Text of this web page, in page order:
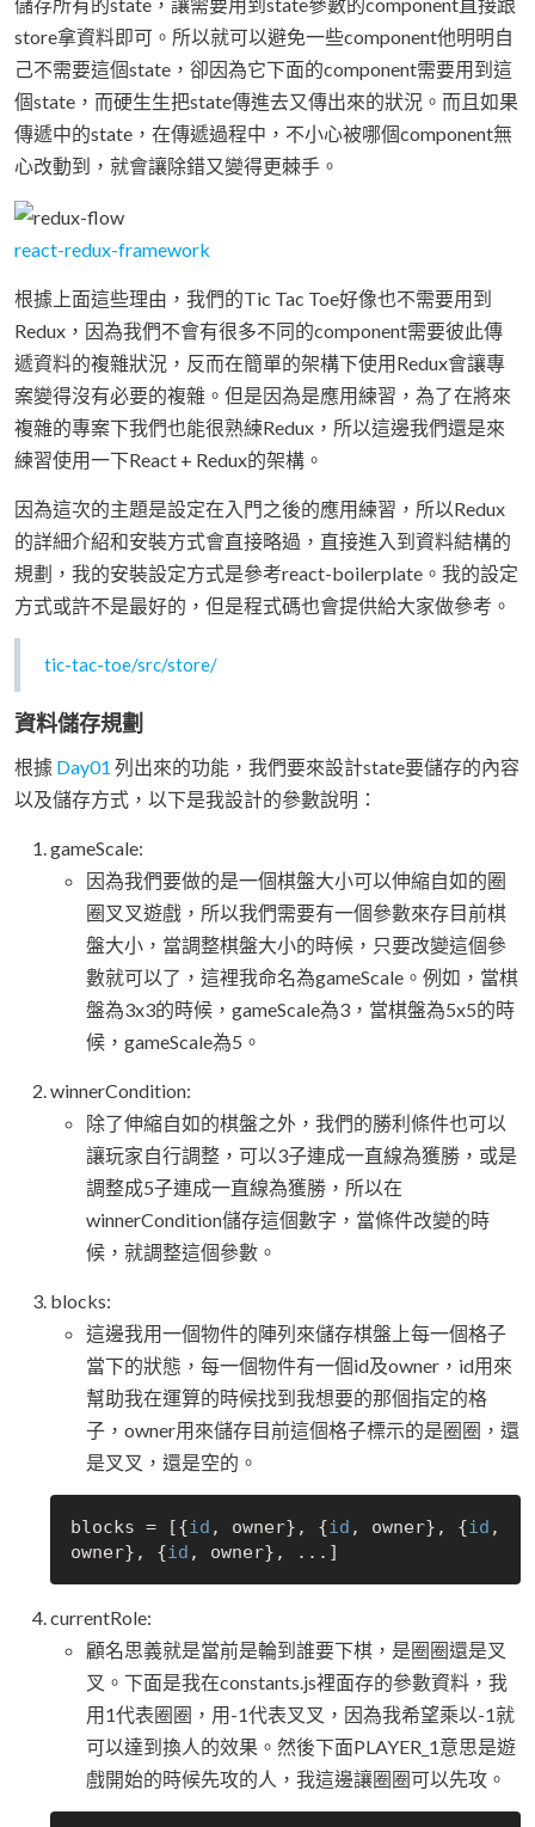
store拿資料即可。所以就可以避免一些component他明明自
己不需要這個state，卻因為它下面的component需要用到這
個state，而硬生生把state傳進去又傳出來的狀況。而且如果
傳遞中的state，在傳遞過程中，不小心被哪個component無
心改動到，就會讓除錯又變得更棘手。
react-redux-framework
根據上面這些理由，我們的Tic Tac Toe好像也不需要用到
Redux，因為我們不會有很多不同的component需要彼此傳
遞資料的複雜狀況，反而在簡單的架構下使用Redux會讓專
案變得沒有必要的複雜。但是因為是應用練習，為了在將來
複雜的專案下我們也能很熟練Redux，所以這邊我們還是來
練習使用一下React + Redux的架構。
因為這次的主題是設定在入門之後的應用練習，所以Redux
的詳細介紹和安裝方式會直接略過，直接進入到資料結構的
規劃，我的安裝設定方式是參考react-boilerplate。我的設定
方式或許不是最好的，但是程式碼也會提供給大家做參考。
tic-tac-toe/src/store/
資料儲存規劃
根據 Day01 列出來的功能，我們要來設計state要儲存的內容
以及儲存方式，以下是我設計的參數說明：
gameScale:
因為我們要做的是一個棋盤大小可以伸縮自如的圈
圈叉叉遊戲，所以我們需要有一個參數來存目前棋
盤大小，當調整棋盤大小的時候，只要改變這個參
數就可以了，這裡我命名為gameScale。例如，當棋
盤為3x3的時候，gameScale為3，當棋盤為5x5的時
候，gameScale為5。
winnerCondition:
除了伸縮自如的棋盤之外，我們的勝利條件也可以
讓玩家自行調整，可以3子連成一直線為獲勝，或是
調整成5子連成一直線為獲勝，所以在
winnerCondition儲存這個數字，當條件改變的時
候，就調整這個參數。
blocks:
這邊我用一個物件的陣列來儲存棋盤上每一個格子
當下的狀態，每一個物件有一個id及owner，id用來
幫助我在運算的時候找到我想要的那個指定的格
子，owner用來儲存目前這個格子標示的是圈圈，還
是叉叉，還是空的。
blocks = [{id , owner}, {id , owner}, {id ,
owner}, {id
currentRole:
顧名思義就是當前是輪到誰要下棋，是圈圈還是叉
叉。下面是我在constants.js裡面存的參數資料，我
用1代表圈圈，用-1代表叉叉，因為我希望乘以-1就
可以達到換人的效果。然後下面PLAYER_1意思是遊
戲開始的時候先攻的人，我這邊讓圈圈可以先攻。